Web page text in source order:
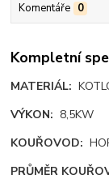
Komentáře 0
Kompletní
MATERIÁL:
VÝKON: 8,5KW
KOUŘOVOD:
PRŮMĚR